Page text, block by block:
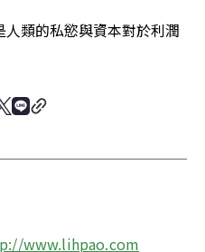
類的私慾與資本對於利潤
www.lihpao.com